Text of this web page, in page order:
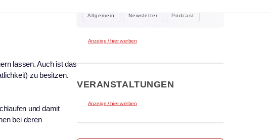
lassen. Auch ist das
zu besitzen.
und damit
bei deren
Allgemein Newsletter Podcast
Anzeige / hier werben
VERANSTALTUNGEN
Anzeige / hier werben